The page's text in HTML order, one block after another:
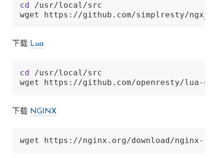
cd /usr/local/src
wget https://github.com/simplresty/
下载 Lua
cd /usr/local/src
wget https://github.com/openresty/lua-
下载 NGINX
wget https://nginx.org/download/nginx-